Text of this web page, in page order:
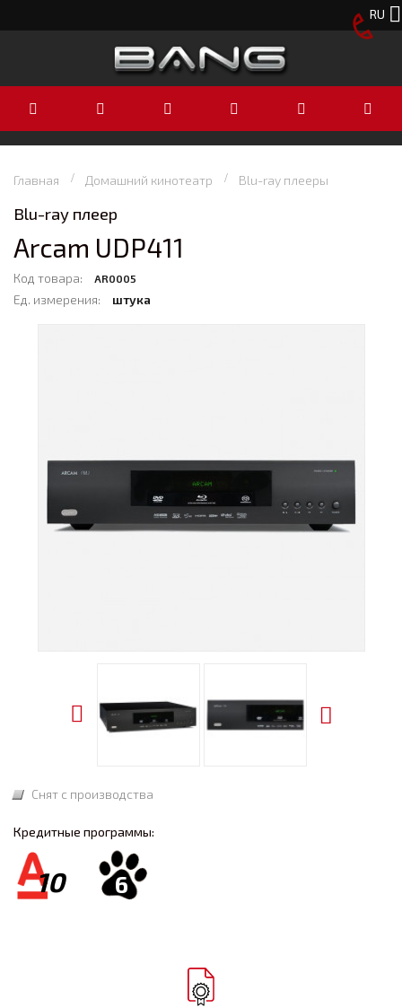
RU
Главная Домашний кинотеатр Blu-ray плееры
Blu-ray плеер
Arcam UDP411
Код товара: AR0005
Ед. измерения: штука
Снят с производства
Кредитные программы:
10 6